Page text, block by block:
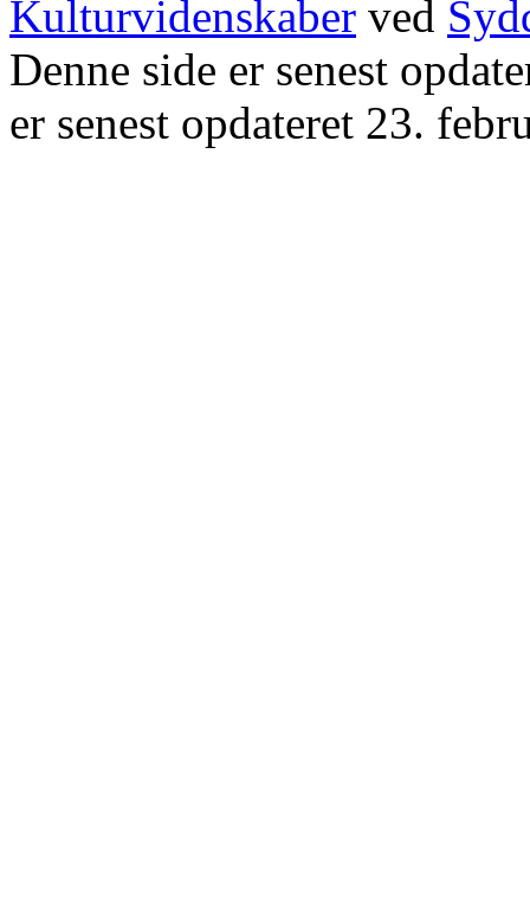
Kulturvidenskaber ved
Denne side er senest
er senest opdateret 23.